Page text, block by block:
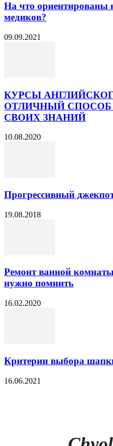
На что ориентированы
медиков?
09.09.2021
КУРСЫ
ОТЛИЧНЫЙ
СВОИХ ЗНАНИЙ
10.08.2020
Прогрессивный
19.08.2018
Ремонт ванной
нужно помнить
16.02.2020
Критерии выбора
16.06.2021